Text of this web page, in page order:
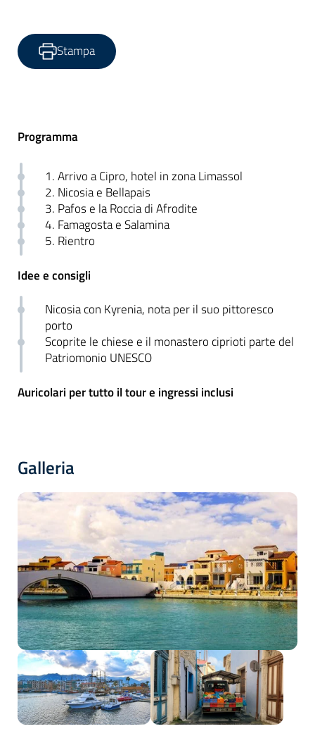
Stampa
Programma
1. Arrivo a Cipro, hotel in zona Limassol
2. Nicosia e Bellapais
3. Pafos e la Roccia di Afrodite
4. Famagosta e Salamina
5. Rientro
Idee e consigli
Nicosia con Kyrenia, nota per il suo pittoresco
porto
Scoprite le chiese e il monastero ciprioti parte del
Patriomonio UNESCO
Auricolari per tutto il tour e ingressi inclusi
Galleria